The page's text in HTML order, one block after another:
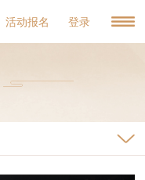
活动报名 登录